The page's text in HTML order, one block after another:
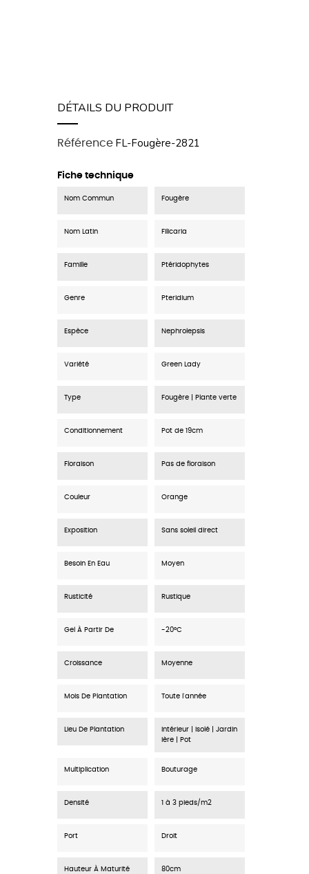
DÉTAILS DU PRODUIT
Référence FL-Fougère-2821
Fiche technique
Nom Commun Fougère
Nom Latin Filicaria
Famille Ptéridophytes
Genre Pteridium
Espèce Nephrolepsis
Variété Green Lady
Type Fougère | Plante verte
Conditionnement Pot de 19cm
Floraison Pas de floraison
Couleur Orange
Exposition Sans soleil direct
Besoin En Eau Moyen
Rusticité Rustique
Gel À Partir De -20°C
Croissance Moyenne
Mois De Plantation Toute l'année
Lieu De Plantation
Intérieur | Isolé | Jardin
ière | Pot
Multiplication Bouturage
Densité 1 à 3 pieds/m2
Port Droit
Hauteur À Maturité 80cm